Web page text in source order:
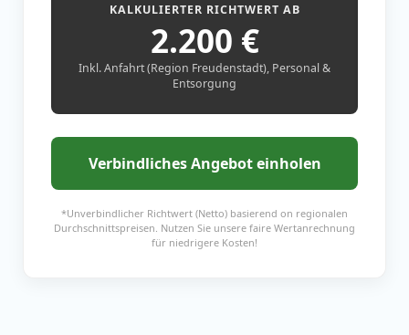
KALKULIERTER RICHTWERT AB
2.200 €
Inkl. Anfahrt (Region Freudenstadt), Personal &
Entsorgung
Verbindliches Angebot einholen
*Unverbindlicher Richtwert (Netto) basierend on regionalen
Durchschnittspreisen. Nutzen Sie unsere faire Wertanrechnung
für niedrigere Kosten!